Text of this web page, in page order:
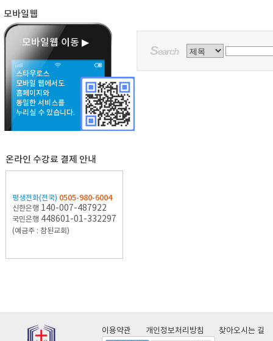
모바일웹
모바일웹 이동 ▶
스타우로스
모바일 웹에서도
홈페이지와
동일한 서비스를
누리실 수 있습니다.
온라인 수강료 결제 안내
평생전화(전국) 0505-980-6004
신한은행 140-007-487922
국민은행 448601-01-332297
(예금주 : 참된교회)
Search
이용약관 개인정보처리방침 찾아오시는 길